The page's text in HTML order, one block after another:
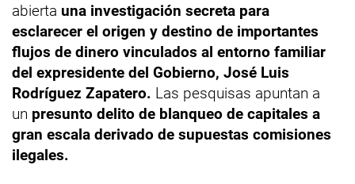
abierta una investigación secreta para
esclarecer el origen y destino de importantes
flujos de dinero vinculados al entorno familiar
del expresidente del Gobierno, José Luis
Rodríguez Zapatero. Las pesquisas apuntan a
un presunto delito de blanqueo de capitales a
gran escala derivado de supuestas comisiones
ilegales.